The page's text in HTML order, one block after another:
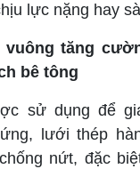
lực nặng hay
tăng
bê tông
sử dụng để
lưới thép
nứt, đặc